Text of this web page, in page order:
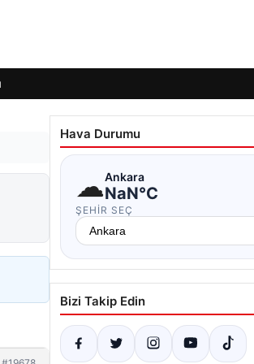
Hava Durumu
☁Ankara
NaN°C
ŞEHIR SEÇ
Bizi Takip Edin